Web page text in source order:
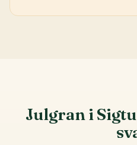
Julgran i